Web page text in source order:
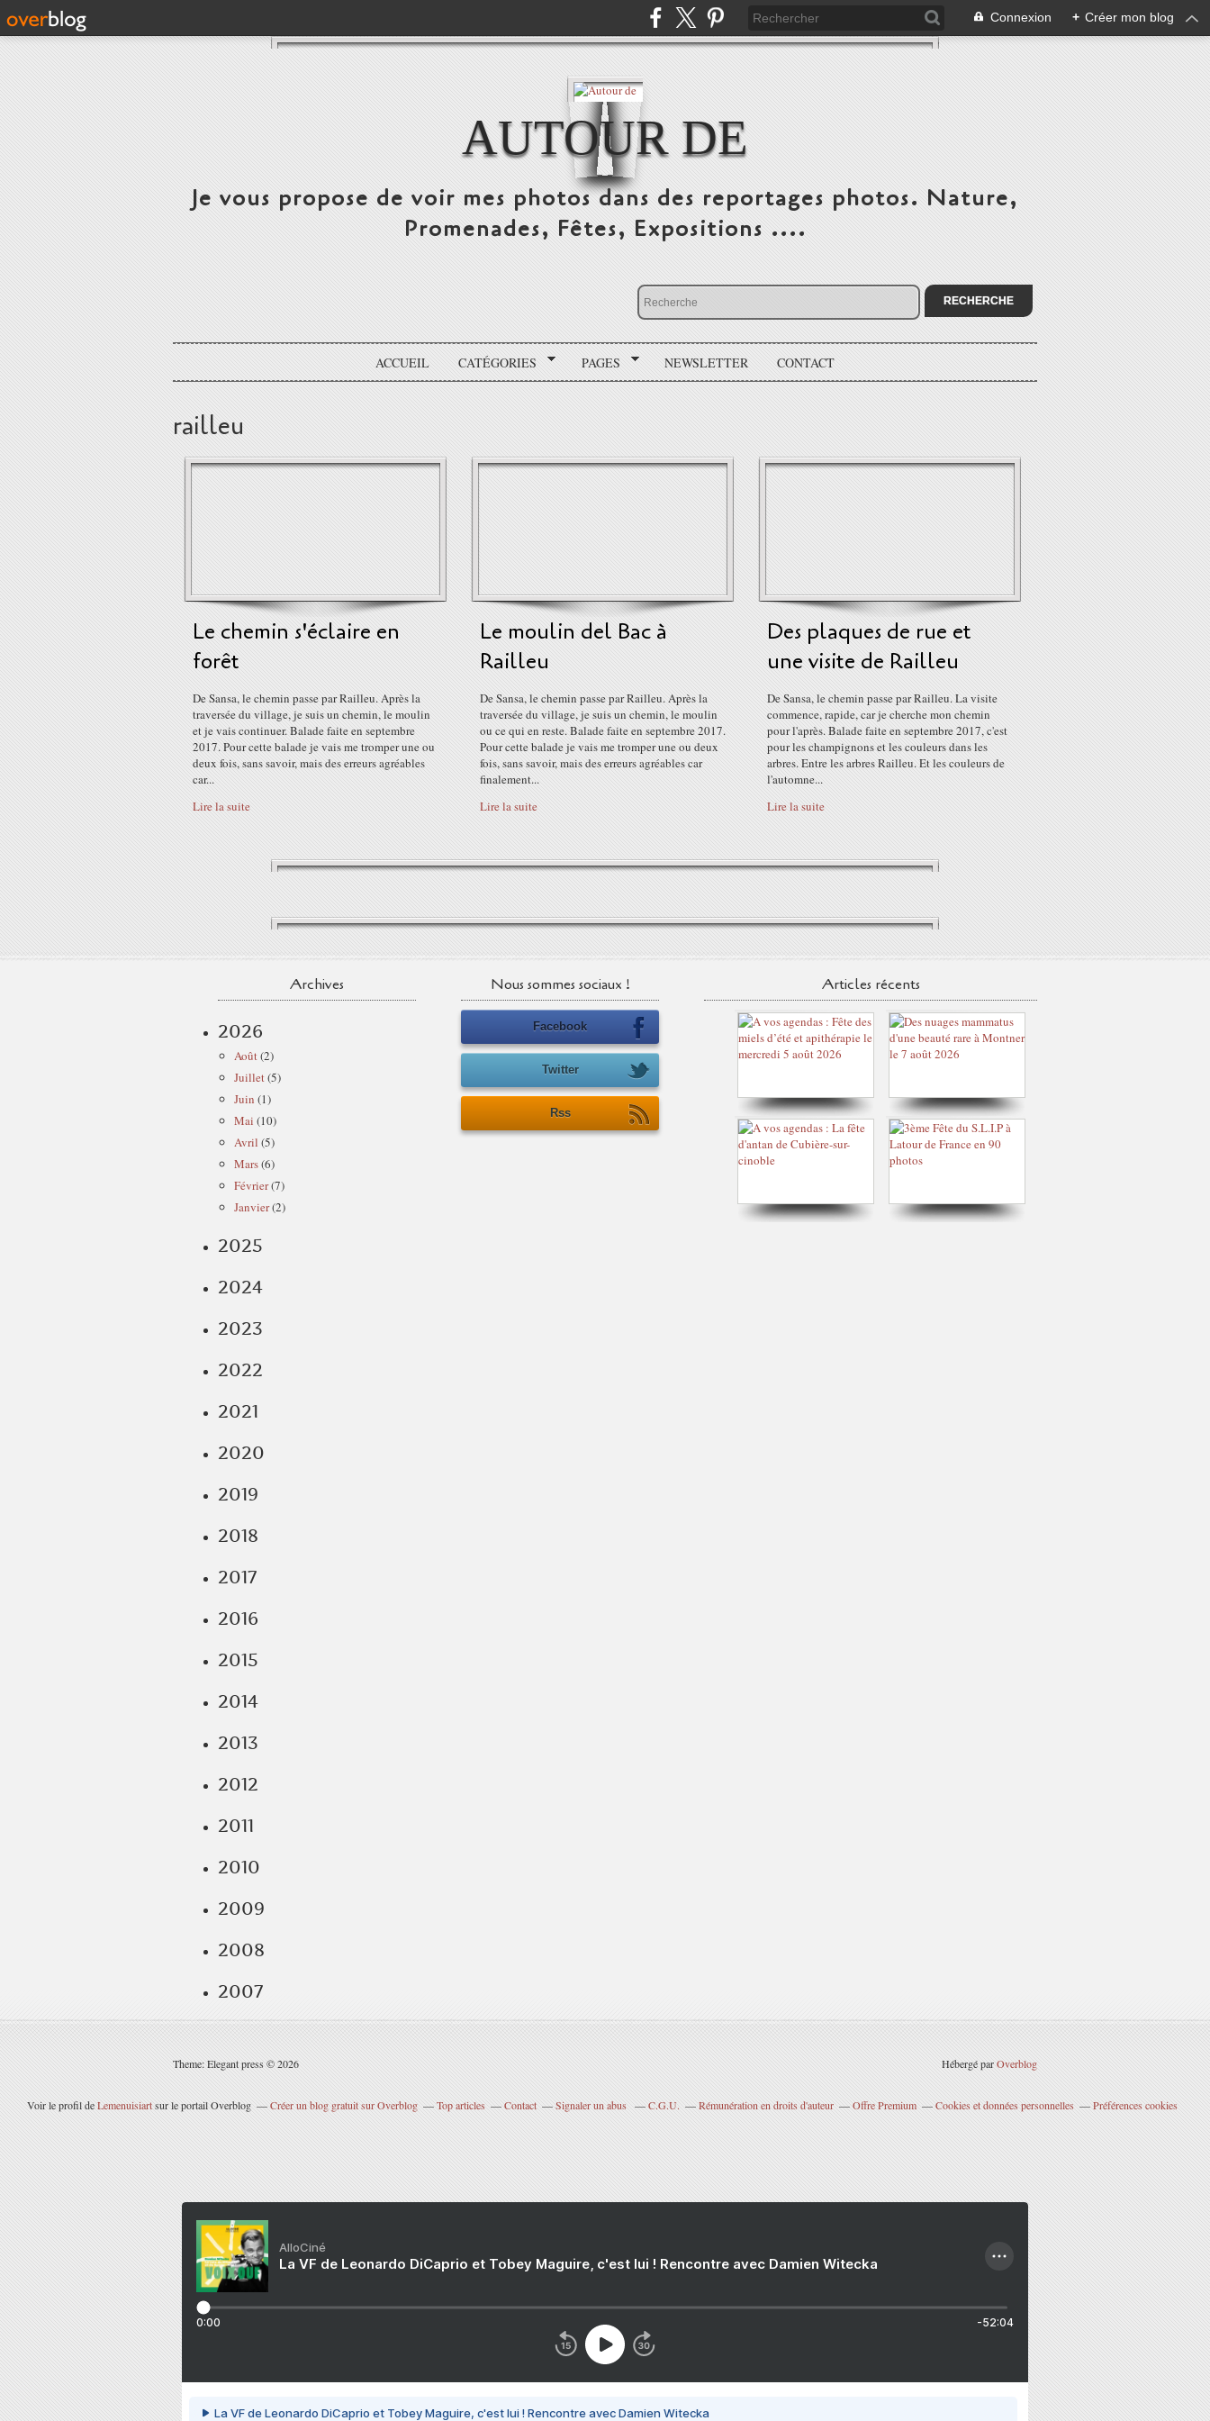
Connexion + Créer mon blog
AUTOUR DE
Je vous propose de voir mes photos dans des reportages photos. Nature,
Promenades, Fêtes, Expositions ....
ACCUEIL CATÉGORIES PAGES NEWSLETTER CONTACT
railleu
Le chemin s'éclaire en
forêt
De Sansa, le chemin passe par Railleu. Après la
traversée du village, je suis un chemin, le moulin
et je vais continuer. Balade faite en septembre
2017. Pour cette balade je vais me tromper une ou
deux fois, sans savoir, mais des erreurs agréables
car...
Lire la suite
Le moulin del Bac à
Railleu
De Sansa, le chemin passe par Railleu. Après la
traversée du village, je suis un chemin, le moulin
ou ce qui en reste. Balade faite en septembre 2017.
Pour cette balade je vais me tromper une ou deux
fois, sans savoir, mais des erreurs agréables car
finalement...
Lire la suite
Des plaques de rue et
une visite de Railleu
De Sansa, le chemin passe par Railleu. La visite
commence, rapide, car je cherche mon chemin
pour l'après. Balade faite en septembre 2017, c'est
pour les champignons et les couleurs dans les
arbres. Entre les arbres Railleu. Et les couleurs de
l'automne...
Lire la suite
Archives
2026
Août(2)
Juillet(5)
Juin (1)
Mai (10)
Avril (5)
Mars(6)
Février(7)
Janvier(2)
2025
2024
2023
2022
2021
2020
2019
2018
2017
2016
2015
2014
2013
2012
2011
2010
2009
2008
2007
Nous sommes sociaux !
Facebook
Twitter
Rss
Articles récents
Theme: Elegant press © 2026 Hébergé parOverblog
Voir le profil deLemenuisiartsur le portail Overblog Créer un blog gratuit sur Overblog Top articles Contact Signaler un abus C.G.U. Rémunération en droits d'auteur Offre Premium Cookies et données personnelles Préférences cookies
AlloCiné
La VF de Leonardo DiCaprio et Tobey Maguire, c'est lui ! Rencontre avec Damien Witecka
0:00 -52:04
La VF de Leonardo DiCaprio et Tobey Maguire, c'est lui ! Rencontre avec Damien Witecka